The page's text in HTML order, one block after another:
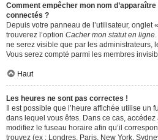
Comment empêcher mon nom
connectés ?
Depuis votre panneau de l’utilisateur, onglet
trouverez l’option Cacher mon statut en ligne
ne serez visible que par les administrateurs,
Vous serez compté parmi les membres
Haut
Les heures ne sont pas correctes !
Il est possible que l’heure affichée utilise un
dans lequel vous êtes. Dans ce cas, accédez
modifiez le fuseau horaire afin qu’il
trouvez (ex : Londres, Paris, New York,